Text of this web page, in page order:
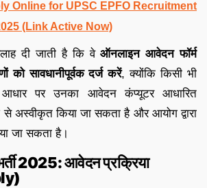
Online for UPSC EPFO Recruitment
(Link Active Now)
दी जाती है कि वेऑनलाइन आवेदन फॉर्म
को सावधानीपूर्वक दर्ज करें, क्योंकि किसी भी
पर उनका आवेदन कंप्यूटर आधारित
से अस्वीकृत किया जा सकता है और आयोग द्वारा
जा सकता है।
2025: आवेदन प्रक्रिया